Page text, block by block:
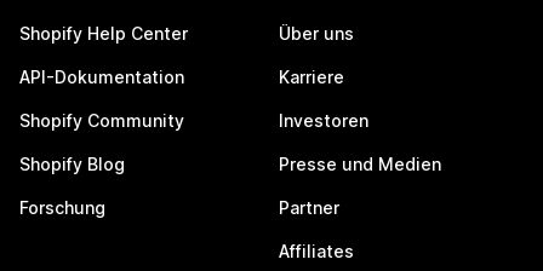
Shopify Help Center
API-Dokumentation
Shopify Community
Shopify Blog
Forschung
Über uns
Karriere
Investoren
Presse und Medien
Partner
Affiliates